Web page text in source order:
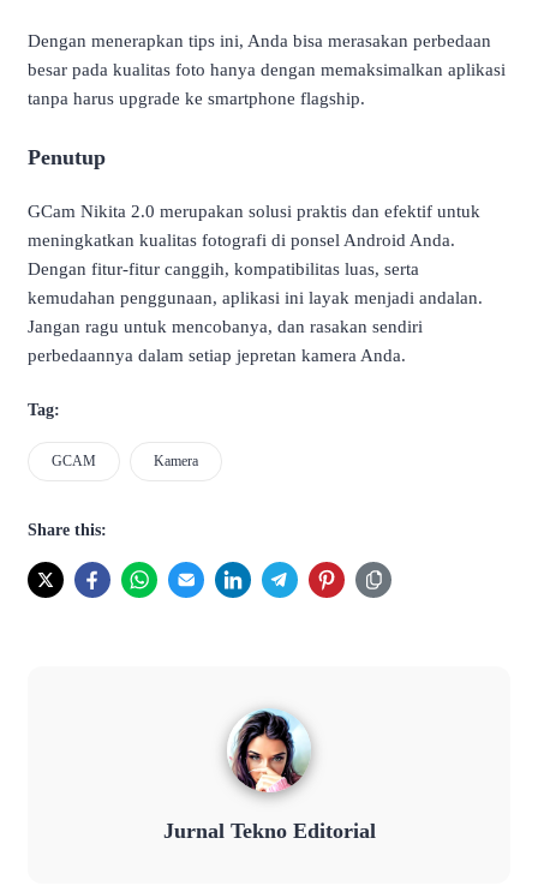
Dengan menerapkan tips ini, Anda bisa merasakan perbedaan
besar pada kualitas foto hanya dengan memaksimalkan aplikasi
tanpa harus upgrade ke smartphone flagship.
Penutup
GCam Nikita 2.0 merupakan solusi praktis dan efektif untuk
meningkatkan kualitas fotografi di ponsel Android Anda.
Dengan fitur-fitur canggih, kompatibilitas luas, serta
kemudahan penggunaan, aplikasi ini layak menjadi andalan.
Jangan ragu untuk mencobanya, dan rasakan sendiri
perbedaannya dalam setiap jepretan kamera Anda.
Tag:
GCAM Kamera
Share this:
Jurnal Tekno Editorial